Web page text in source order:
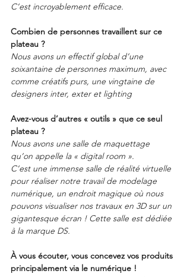
C’est incroyablement efficace.
Combien de personnes travaillent sur ce
plateau ?
Nous avons un effectif global d’une
soixantaine de personnes maximum, avec
comme créatifs purs, une vingtaine de
designers inter, exter et lighting
Avez-vous d’autres « outils » que ce seul
plateau ?
Nous avons une salle de maquettage
qu’on appelle la « digital room ».
C’est une immense salle de réalité virtuelle
pour réaliser notre travail de modelage
numérique, un endroit magique où nous
pouvons visualiser nos travaux en 3D sur un
gigantesque écran ! Cette salle est dédiée
à la marque DS.
À vous écouter, vous concevez vos produits
principalement via le numérique !